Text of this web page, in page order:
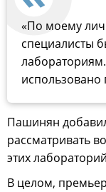
«По моему
специалисты
использовано
Пашинян
рассматривать
этих
В целом,